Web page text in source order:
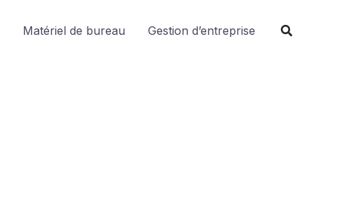
Matériel de bureau Gestion d’entreprise
e